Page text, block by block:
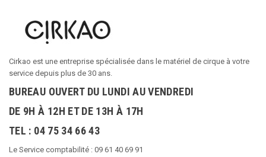
Cirkao est une entreprise spécialisée dans le matériel de cirque à votre
service depuis plus de 30 ans.
BUREAU OUVERT DU LUNDI AU VENDREDI
DE 9H À 12H ET DE 13H À 17H
TEL : 04 75 34 66 43
Le Service comptabilité : 09 61 40 69 91